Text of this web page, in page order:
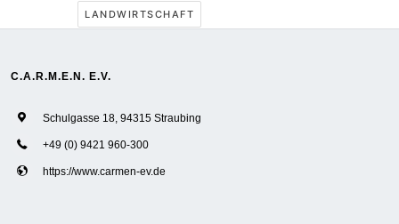
LANDWIRTSCHAFT
C.A.R.M.E.N. E.V.
Schulgasse 18, 94315 Straubing
+49 (0) 9421 960-300
https://www.carmen-ev.de